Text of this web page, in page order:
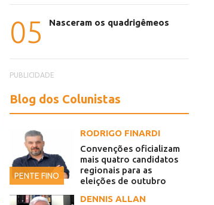
05 Nasceram os quadrigêmeos
PUBLICIDADE
Blog dos Colunistas
PENTE FINO
RODRIGO FINARDI
Convenções oficializam
mais quatro candidatos
regionais para as
eleições de outubro
DENNIS ALLAN